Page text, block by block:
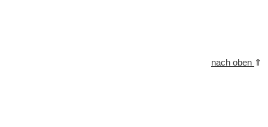
nach oben ⇑